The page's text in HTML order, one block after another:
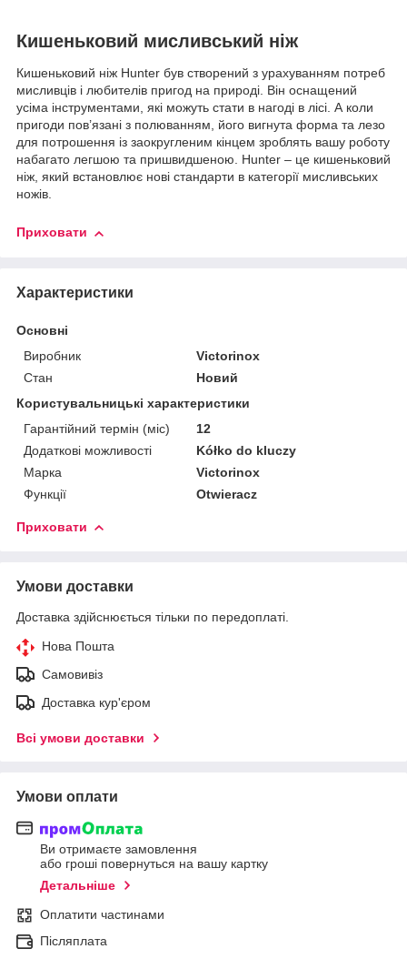
Кишеньковий мисливський ніж
Кишеньковий ніж Hunter був створений з урахуванням потреб
мисливців і любителів пригод на природі. Він оснащений
усіма інструментами, які можуть стати в нагоді в лісі. А коли
пригоди пов’язані з полюванням, його вигнута форма та лезо
для потрошення із заокругленим кінцем зроблять вашу роботу
набагато легшою та пришвидшеною. Hunter – це кишеньковий
ніж, який встановлює нові стандарти в категорії мисливських
ножів.
Приховати
Характеристики
Основні
Виробник
Victorinox
Стан
Новий
Користувальницькі характеристики
Гарантійний термін (міс)
12
Додаткові можливості
Kółko do kluczy
Марка
Victorinox
Функції
Otwieracz
Приховати
Умови доставки
Доставка здійснюється тільки по передоплаті.
Нова Пошта
Самовивіз
Доставка кур'єром
Всі умови доставки
Умови оплати
Ви отримаєте замовлення
або гроші повернуться на вашу картку
Детальніше
Оплатити частинами
Післяплата